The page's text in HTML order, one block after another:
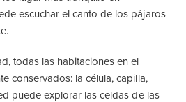
escuchar el canto de los pájaros
todas las habitaciones en el
conservados: la célula, capilla,
puede explorar las celdas de las